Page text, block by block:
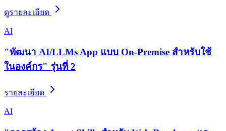
ดูรายละเอียด
AI
"พัฒนา AI/LLMs App แบบ On-Premise สำหรับใช้
ในองค์กร" รุ่นที่ 2
รายละเอียด
AI